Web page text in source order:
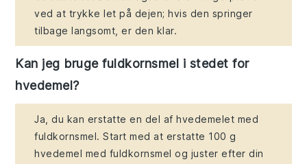
ved at trykke let på dejen; hvis den springer
tilbage langsomt, er den klar.
Kan jeg bruge fuldkornsmel i stedet for
hvedemel?
Ja, du kan erstatte en del af hvedemelet med
fuldkornsmel. Start med at erstatte 100 g
hvedemel med fuldkornsmel og juster efter din